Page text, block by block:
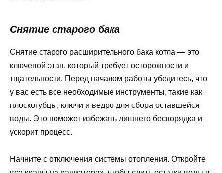
Снятие старого бака
Снятие старого расширительного бака котла — это
ключевой этап, который требует осторожности и
тщательности. Перед началом работы убедитесь, что
у вас есть все необходимые инструменты, такие как
плоскогубцы, ключи и ведро для сбора оставшейся
воды. Это поможет избежать лишнего беспорядка и
ускорит процесс.
Начните с отключения системы отопления. Откройте